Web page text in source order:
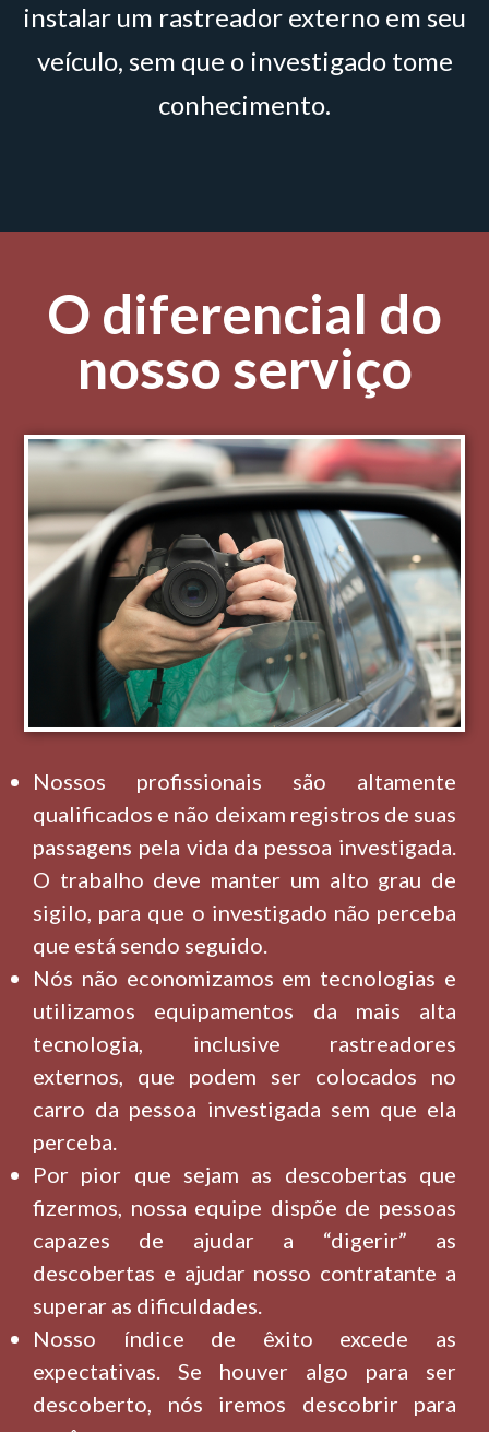
instalar um rastreador externo em seu
veículo, sem que o investigado tome
conhecimento.
O diferencial do
nosso serviço
Nossos profissionais são altamente
qualificados e não deixam registros de suas
passagens pela vida da pessoa investigada.
O trabalho deve manter um alto grau de
sigilo, para que o investigado não perceba
que está sendo seguido.
Nós não economizamos em tecnologias e
utilizamos equipamentos da mais alta
tecnologia, inclusive rastreadores
externos, que podem ser colocados no
carro da pessoa investigada sem que ela
perceba.
Por pior que sejam as descobertas que
fizermos, nossa equipe dispõe de pessoas
capazes de ajudar a “digerir” as
descobertas e ajudar nosso contratante a
superar as dificuldades.
Nosso índice de êxito excede as
expectativas. Se houver algo para ser
descoberto, nós iremos descobrir para